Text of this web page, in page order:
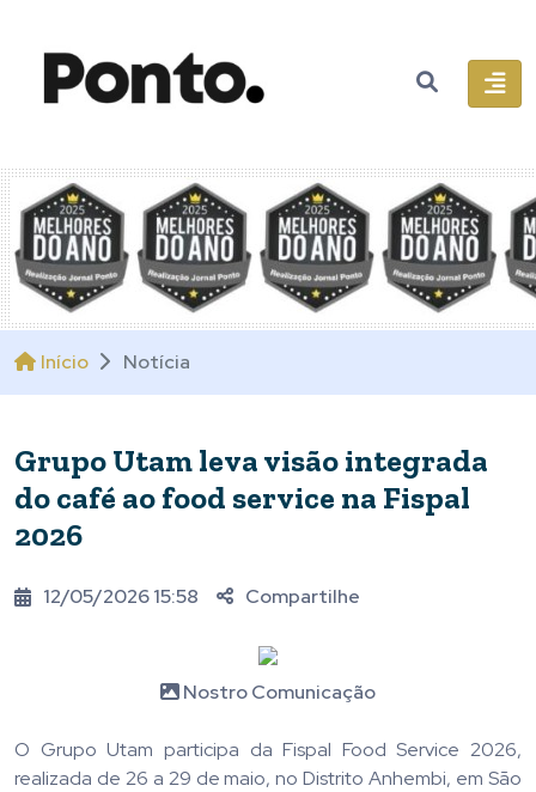
Início Notícia
Grupo Utam leva visão integrada
do café ao food service na Fispal
2026
12/05/2026 15:58 Compartilhe
Nostro Comunicação
O Grupo Utam participa da Fispal Food Service 2026,
realizada de 26 a 29 de maio, no Distrito Anhembi, em São